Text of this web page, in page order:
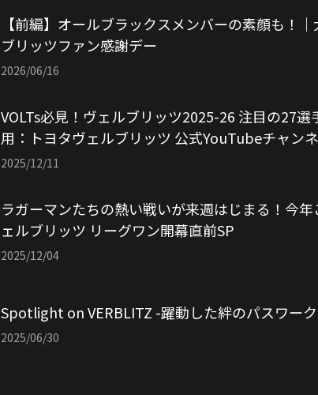
【前編】オールブラックスメンバーの素顔も！
ブリッツファン感謝デー
2026/06/16
VOLTs必見！ヴェルブリッツ2025-26 注目の27
用：トヨタヴェルブリッツ 公式YouTubeチャンネ
2025/12/11
ラガーマンたちの熱い戦いが来週はじまる！今
ェルブリッツ リーグワン開幕直前SP
2025/12/04
Spotlight on VERBLITZ -躍動した絆のパスワー
2025/06/30